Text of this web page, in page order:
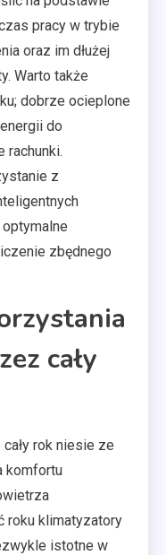
pracy w trybie
oraz im dłużej
Warto także
dobrze ocieplone
do
rachunki.
z
zbędnego
cały
rok niesie ze
komfortu
roku klimatyzatory
istotne w